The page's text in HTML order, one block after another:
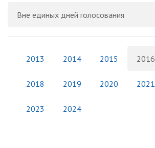
Вне единых дней голосования
2013 2014 2015 2016
2018 2019 2020 2021
2023 2024